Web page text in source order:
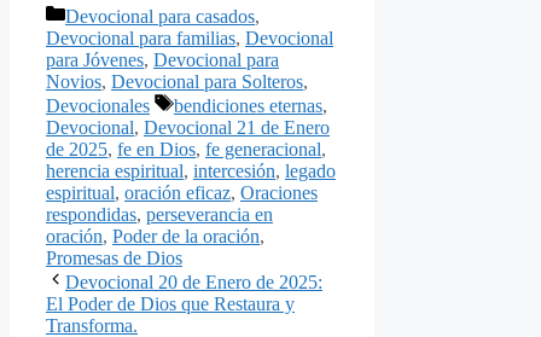
Categorías
Devocional para casados,
Devocional para familias, Devocional
para Jóvenes, Devocional para
Novios, Devocional para Solteros,
Devocionales
Etiquetas
bendiciones eternas,
Devocional, Devocional 21 de Enero
de 2025, fe en Dios, fe generacional,
herencia espiritual, intercesión, legado
espiritual, oración eficaz, Oraciones
respondidas, perseverancia en
oración, Poder de la oración,
Promesas de Dios
Devocional 20 de Enero de 2025:
El Poder de Dios que Restaura y
Transforma.